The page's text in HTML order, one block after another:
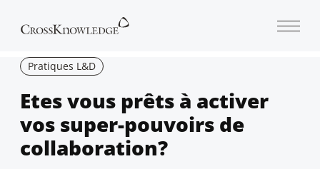
Pratiques L&D
Etes vous prêts à activer
vos super-pouvoirs de
collaboration?